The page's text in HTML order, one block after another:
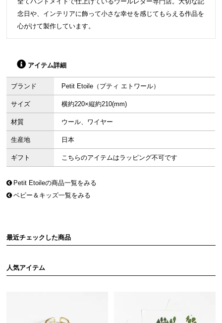
念日や、インテリアに飾って小さな幸せを感じてもらえる作品を
心がけて製作しています。
アイテム詳細
ブランド Petit Etoile（プティ エトワール）
サイズ 横約220×縦約210(mm)
材質 ウール、ワイヤー
生産地 日本
ギフト こちらのアイテムはラッピング不可です
Petit Etoileの商品一覧をみる
ベビー＆キッズ一覧をみる
最近チェックした商品
人気アイテム